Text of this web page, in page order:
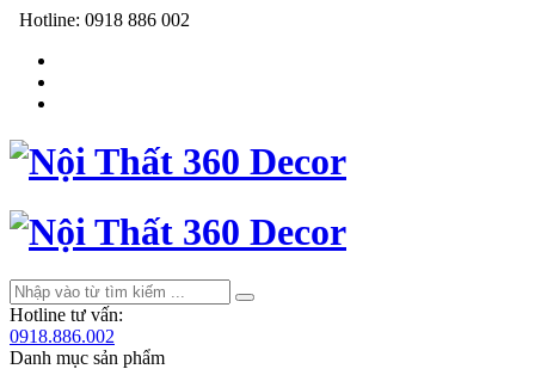
Hotline: 0918 886 002
Hotline tư vấn:
0918.886.002
Danh mục sản phẩm